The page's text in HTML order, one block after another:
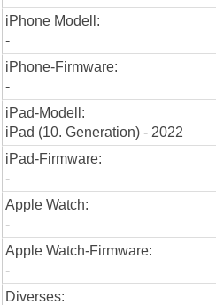
iPhone Modell:
-
iPhone-Firmware:
-
iPad-Modell:
iPad (10. Generation) - 2022
iPad-Firmware:
-
Apple Watch:
-
Apple Watch-Firmware:
-
Diverses: